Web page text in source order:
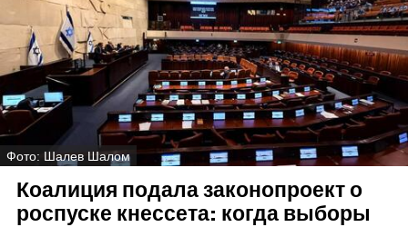
Фото: Шалев Шалом
Коалиция подала законопроект о
роспуске кнессета: когда выборы